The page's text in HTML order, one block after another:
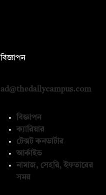
বিজ্ঞাপন
ad@thedailycampus.com
বিজ্ঞাপন
ক্যারিয়ার
টেক্সট কনভার্টার
আর্কাইভ
নামাজ, সেহরি, ইফতারের
সময়